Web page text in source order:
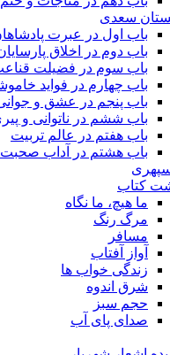
سعدی
باب اول در عبرت
باب دوم در اخلاق
باب سوم در فضیلت
باب چهارم در فواید
باب پنجم در عشق و
باب ششم در ناتوانى و
باب هفتم در عالم تربیت
باب هشتم در آداب
کتاب
ما هیچ، ما نگاه
مرگ رنگ
مسافر
آواز آفتاب
زندگی خواب ها
شرق اندوه
حجم سبز
صدای پای آب